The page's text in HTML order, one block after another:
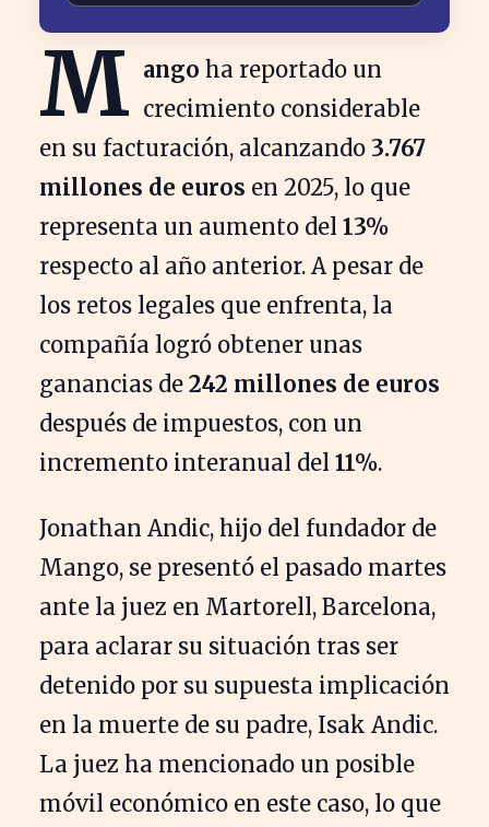
M ango ha reportado un
crecimiento considerable
en su facturación, alcanzando 3.767
millones de euros en 2025, lo que
representa un aumento del 13%
respecto al año anterior. A pesar de
los retos legales que enfrenta, la
compañía logró obtener unas
ganancias de 242 millones de euros
después de impuestos, con un
incremento interanual del 11%.
Jonathan Andic, hijo del fundador de
Mango, se presentó el pasado martes
ante la juez en Martorell, Barcelona,
para aclarar su situación tras ser
detenido por su supuesta implicación
en la muerte de su padre, Isak Andic.
La juez ha mencionado un posible
móvil económico en este caso, lo que